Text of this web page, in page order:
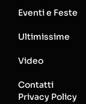
Eventi e Feste
Ultimissime
Video
Contatti
Privacy Policy